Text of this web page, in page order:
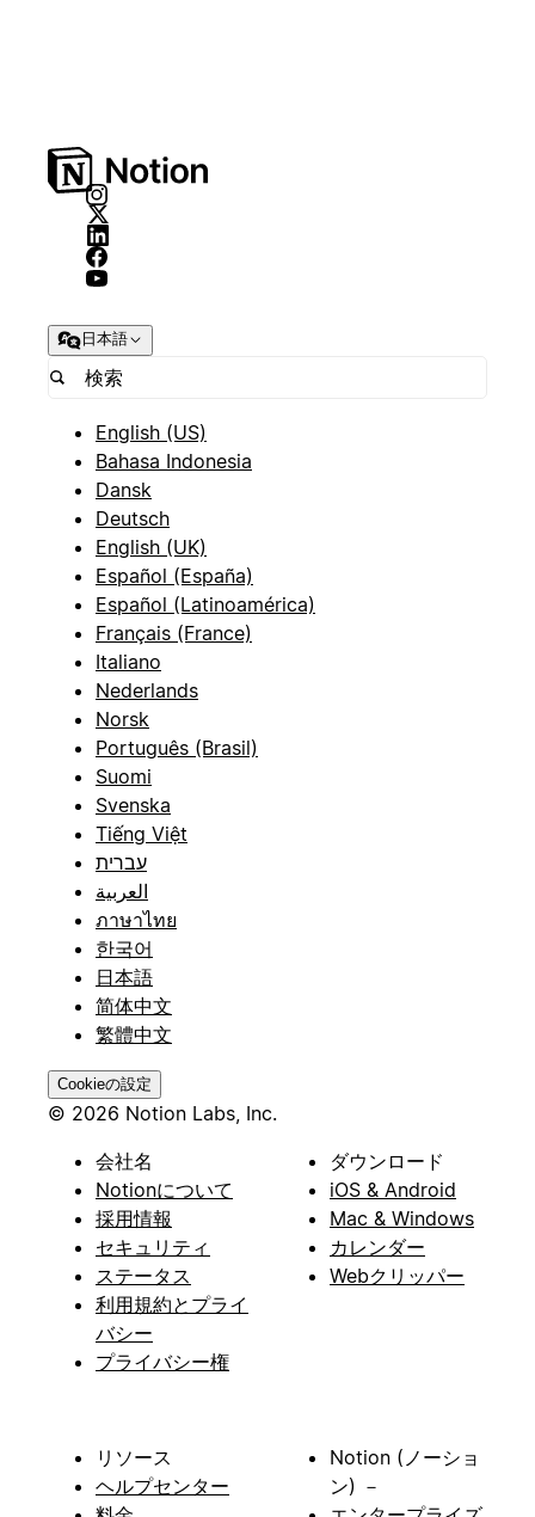
日本語
English (US)
Bahasa Indonesia
Dansk
Deutsch
English (UK)
Español (España)
Español (Latinoamérica)
Français (France)
Italiano
Nederlands
Norsk
Português (Brasil)
Suomi
Svenska
Tiếng Việt
עברית
العربية
ภาษาไทย
한국어
日本語
简体中文
繁體中文
Cookieの設定
© 2026 Notion Labs, Inc.
会社名
Notionについて
採用情報
セキュリティ
ステータス
利用規約とプライ
バシー
プライバシー権
ダウンロード
iOS & Android
Mac & Windows
カレンダー
Webクリッパー
リソース
ヘルプセンター
Notion (ノーショ
ン) －